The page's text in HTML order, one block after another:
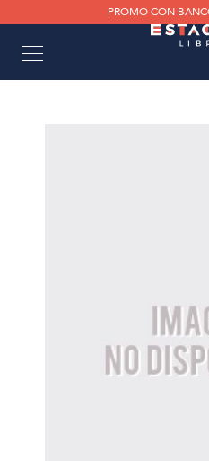
PROMO CON